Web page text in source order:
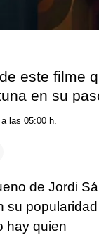
este filme
en su
las 05:00 h.
de Jordi
su
hay quien